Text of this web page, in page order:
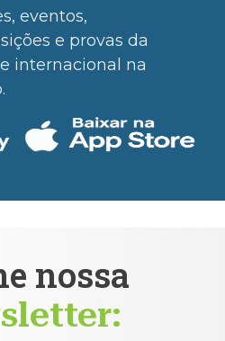
eventos,
e provas da
internacional na
nossa